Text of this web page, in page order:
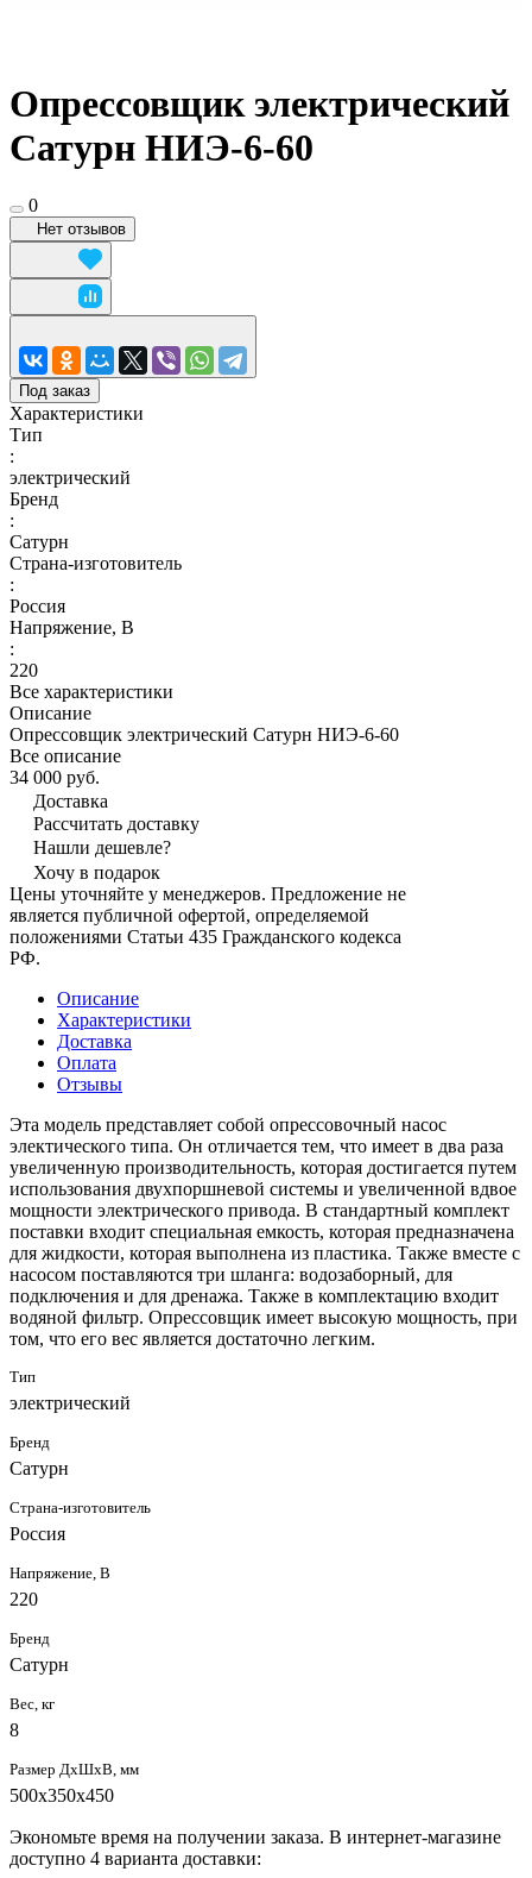
Опрессовщик электрический
Сатурн НИЭ-6-60
0
Нет отзывов
Под заказ
Характеристики
Тип
:
электрический
Бренд
:
Сатурн
Страна-изготовитель
:
Россия
Напряжение, В
:
220
Все характеристики
Описание
Опрессовщик электрический Сатурн НИЭ-6-60
Все описание
34 000 руб.
Доставка
Рассчитать доставку
Нашли дешевле?
Хочу в подарок
Цены уточняйте у менеджеров. Предложение не
является публичной офертой, определяемой
положениями Статьи 435 Гражданского кодекса
РФ.
Описание
Характеристики
Доставка
Оплата
Отзывы
Эта модель представляет собой опрессовочный насос
электического типа. Он отличается тем, что имеет в два раза
увеличенную производительность, которая достигается путем
использования двухпоршневой системы и увеличенной вдвое
мощности электрического привода. В стандартный комплект
поставки входит специальная емкость, которая предназначена
для жидкости, которая выполнена из пластика. Также вместе с
насосом поставляются три шланга: водозаборный, для
подключения и для дренажа. Также в комплектацию входит
водяной фильтр. Опрессовщик имеет высокую мощность, при
том, что его вес является достаточно легким.
Тип
электрический
Бренд
Сатурн
Страна-изготовитель
Россия
Напряжение, В
220
Бренд
Сатурн
Вес, кг
8
Размер ДхШхВ, мм
500х350х450
Экономьте время на получении заказа. В интернет-магазине
доступно 4 варианта доставки: